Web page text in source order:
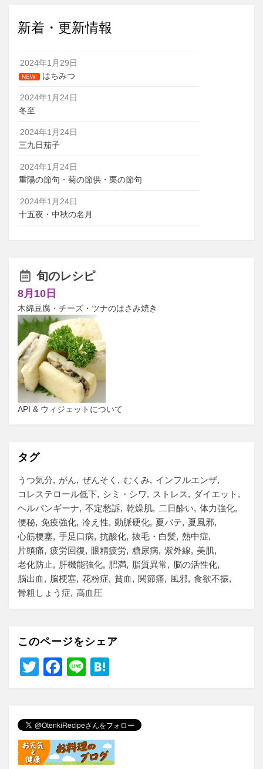
新着・更新情報
2024年1月29日
NEW! はちみつ
2024年1月24日
冬至
2024年1月24日
三九日茄子
2024年1月24日
重陽の節句・菊の節供・栗の節句
2024年1月24日
十五夜・中秋の名月
旬のレシピ
8月10日
木綿豆腐・チーズ・ツナのはさみ焼き
API & ウィジェットについて
タグ
うつ気分 がん ぜんそく むくみ
インフルエンザ
コレステロール低下
シミ・シワ ストレス
ダイエット
ヘルパンギーナ
不定愁訴 乾燥肌 二日酔い
体力強化
便秘 免疫強化 冷え性 動脈硬化 夏バテ
夏風邪
心筋梗塞 手足口病 抗酸化 抜毛・白髪 熱中症
片頭痛
疲労回復 眼精疲労 糖尿病 紫外線
美肌
老化防止
肝機能強化 肥満 脂質異常
脳の活性化
脳出血
脳梗塞 花粉症 貧血 関節痛 風邪 食欲不振
骨粗しょう症
高血圧
このページをシェア
T
er
F
e
b
o
Li
n
a